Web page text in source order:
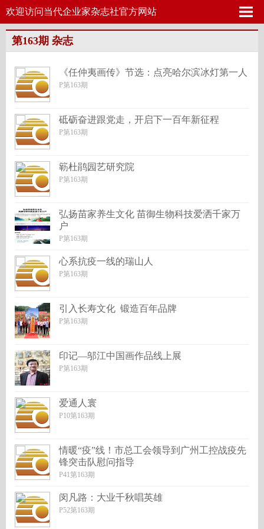
欢迎访问当代企业家杂志社官方网站
第163期 杂志
《任仲夷画传》节选：点亮哈尔滨冰灯第一人
P第163期
砥砺奋进跟党走，开启下一百年新征程
P第163期
簕杜鹃园艺研究院
P第163期
弘扬苗家养生文化 苗御生物科技爱洒千家万
户
P第163期
心系抗疫一线的瑞山人
P第163期
引入长寿文化 锻造百年品牌
P第163期
印记—邬江中国画作品线上展
P第163期
爱通人寰
P10第163期
情暖“疫”线！市总工会领导到广州工控战疫先
锋突击队慰问指导
P41第163期
闵凡路：大业千秋唱英雄
P52第163期